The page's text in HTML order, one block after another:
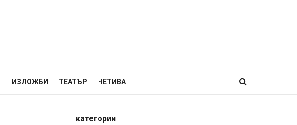
ИЗЛОЖБИ ТЕАТЪР ЧЕТИВА
категории